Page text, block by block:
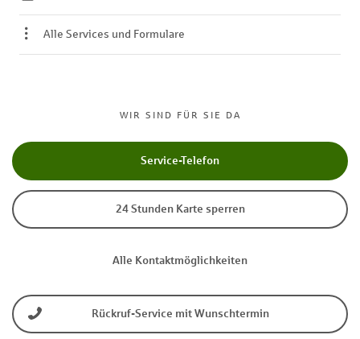
WIR SIND FÜR SIE DA
Service-Telefon
24 Stunden Karte sperren
Alle Kontaktmöglichkeiten
Rückruf-Service mit Wunschtermin
Alle Services und Formulare